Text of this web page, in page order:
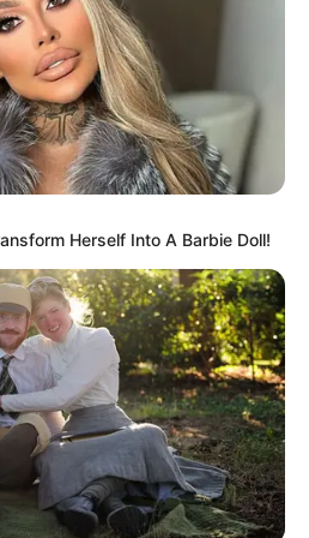
προσφορά του, με
την πολυδιάστατη
το όραμά του, αλλά και τη
να συνεχίσουμε το έργο
Εκπρόσωπος Δήμου
Γραμματέας)
Δικηγόρος,
Συνεργάτης και
Ένωσης Φορέων
Herself Into A Barbie Doll!